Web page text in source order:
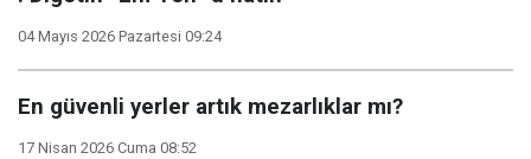
04 Mayıs 2026 Pazartesi 09:24
En güvenli yerler artık mezarlıklar mı?
17 Nisan 2026 Cuma 08:52